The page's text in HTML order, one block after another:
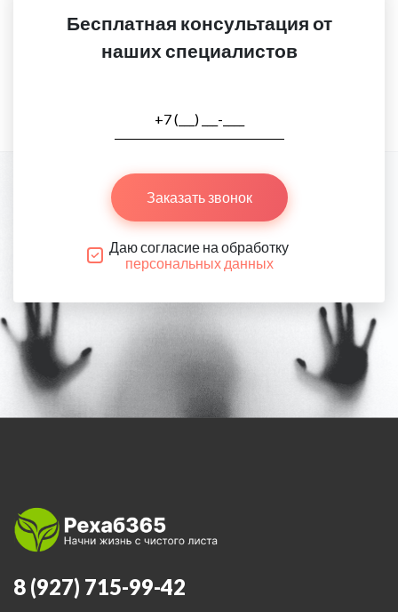
Бесплатная консультация от
наших специалистов
Заказать звонок
Даю согласие на обработку
персональных данных
8 (927) 715-99-42